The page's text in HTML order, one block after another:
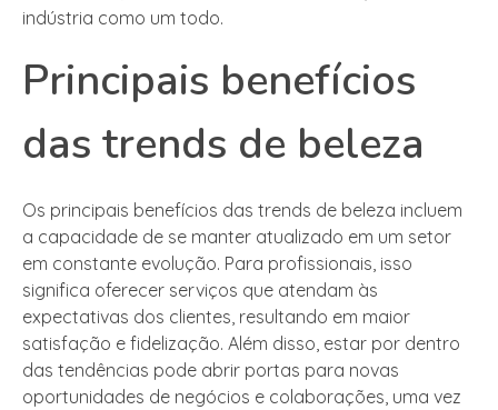
indústria como um todo.
Principais benefícios
das trends de beleza
Os principais benefícios das trends de beleza incluem
a capacidade de se manter atualizado em um setor
em constante evolução. Para profissionais, isso
significa oferecer serviços que atendam às
expectativas dos clientes, resultando em maior
satisfação e fidelização. Além disso, estar por dentro
das tendências pode abrir portas para novas
oportunidades de negócios e colaborações, uma vez